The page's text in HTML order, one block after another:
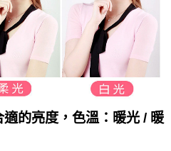
的亮度，色溫：暖光 / 暖